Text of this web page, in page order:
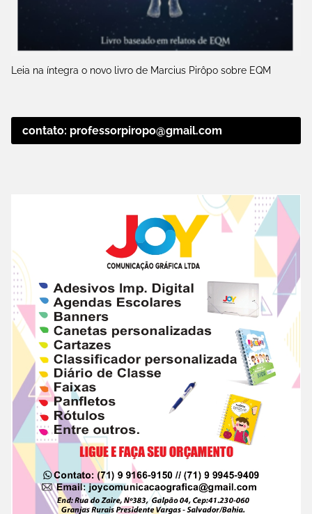
Leia na íntegra o novo livro de Marcius Pirôpo sobre EQM
contato: professorpiropo@gmail.com